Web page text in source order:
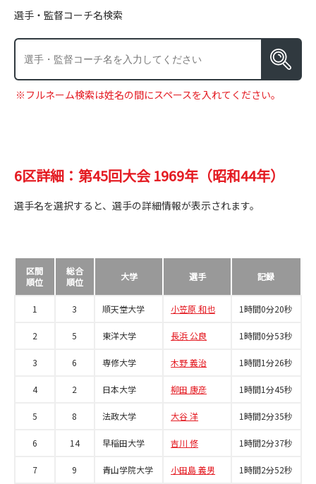
選手・監督コーチ名検索
※フルネーム検索は姓名の間にスペースを入れてください。
6区詳細：第45回大会 1969年（昭和44年）
選手名を選択すると、選手の詳細情報が表示されます。
区間
順位
総合
順位
大学 選手 記録
1 3 順天堂大学 小笠原 和也 1時間0分20秒
2 5 東洋大学 長浜 公良 1時間0分53秒
3 6 専修大学 木野 義治 1時間1分26秒
4 2 日本大学 柳田 康彦 1時間1分45秒
5 8 法政大学 大谷 洋 1時間2分35秒
6 14 早稲田大学 吉川 修 1時間2分37秒
7 9 青山学院大学 小田島 義男 1時間2分52秒